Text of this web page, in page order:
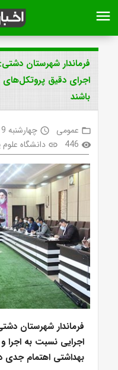
menu
فرماندار شهرستان
اجرای دقیق
باشند
folder_open عمومی access_time چهارشنبه 19 شهریور 1399 ساعت 11:9
visibility
446
link دانشگاه
فرماندار شهرستان
اجرایی نسبت به اجرا
بهداشتی اهتمام جدی